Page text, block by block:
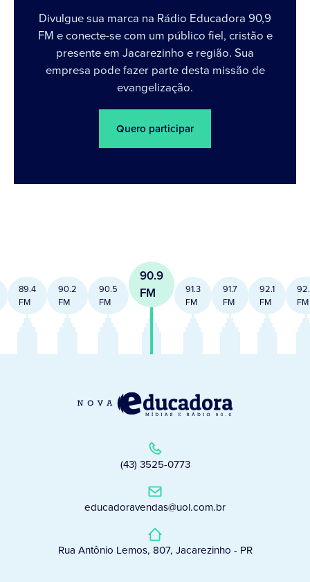
Divulgue sua marca na Rádio Educadora 90,9
FM e conecte-se com um público fiel, cristão e
presente em Jacarezinho e região. Sua
empresa pode fazer parte desta missão de
evangelização.
Quero participar
89.4
FM
90.2
FM
90.5
FM
90.9
FM
91.3
FM
91.7
FM
92.1
FM
FM
(43) 3525-0773
educadoravendas@uol.com.br
Rua Antônio Lemos, 807, Jacarezinho - PR